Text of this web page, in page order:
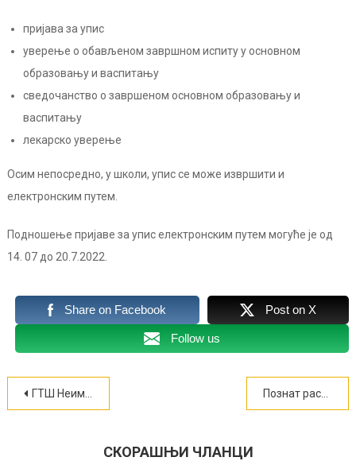
пријава за упис
уверење о обављеном завршном испиту у основном
образовању и васпитању
сведочанство о завршеном основном образовању и
васпитању
лекарско уверење
Осим непосредно, у школи, упис се може извршити и
електронским путем.
Подношење пријаве за упис електронским путем могуће је од
14. 07 до 20.7.2022.
Share on Facebook Post on X
Follow us
Кретање
ГТШ Неимар од данас и званично Супер школа!
СКОРАШЊИ ЧЛАНЦИ